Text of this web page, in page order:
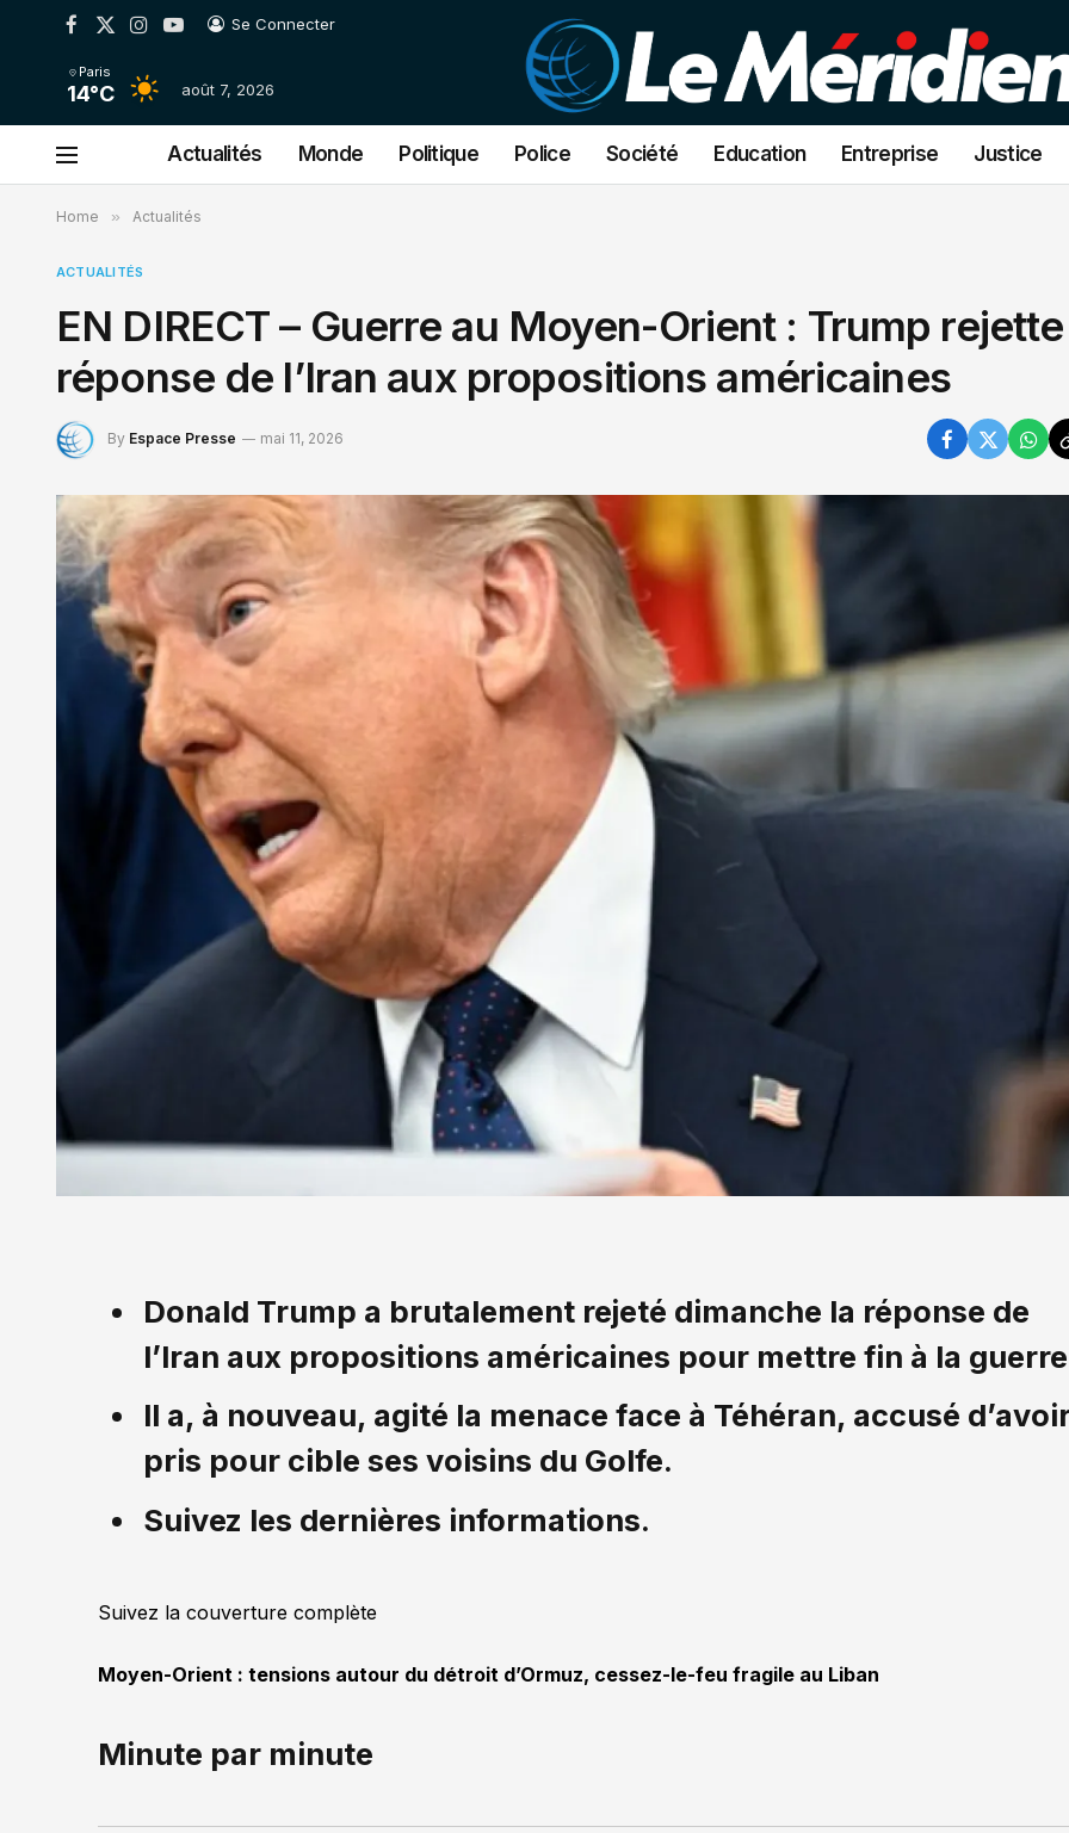
Facebook
X
Instagram
YouTube
Se Connecter
Paris
14°C août 7, 2026
Actualités Monde Politique Police Société Education Entreprise Justice
Home » Actualités
ACTUALITÉS
EN DIRECT – Guerre au Moyen-Orient : Trump
réponse de l’Iran aux propositions américaines
By Espace Presse mai 11, 2026
Donald Trump a brutalement rejeté dimanche la réponse de
l’Iran aux propositions américaines pour mettre fin à la
Il a, à nouveau, agité la menace face à Téhéran, accusé
pris pour cible ses voisins du Golfe.
Suivez les dernières informations.
Suivez la couverture complète
Moyen-Orient : tensions autour du détroit d’Ormuz, cessez-le-feu fragile au Liban
Minute par minute